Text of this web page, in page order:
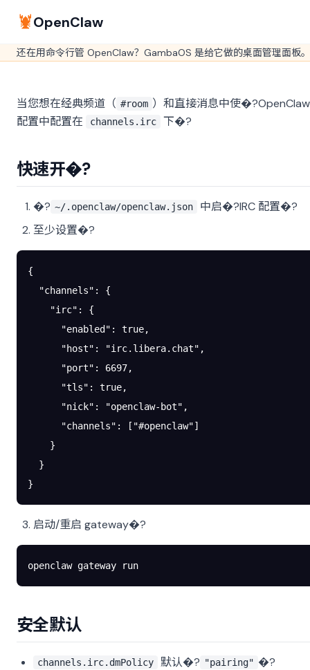
🦞OpenClaw
还在用命令行管 OpenClaw？GambaOS 是给它做的桌面管理面板
当您想在经典频道（ #room ）和直接消息中使
配置中配置在
channels.irc 下�?
快速开�?
�? ~/.openclaw/openclaw.json
中启�?IRC 配置�?
至少设置�?
{
  "channels"
: {
    "irc"
: {
      "enabled"
: true,
      "host"
: "irc.libera.chat" ,
      "port"
: 6697,
      "tls"
: true,
      "nick"
: "openclaw-bot" ,
      "channels"
: [ "#openclaw"]
    }
  }
}
启动/重启 gateway�?
openclaw gateway run
安全默认
channels.irc.dmPolicy 默认�? "pairing" �?